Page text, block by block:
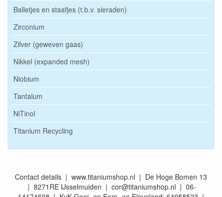
Balletjes en staafjes (t.b.v. sieraden)
Zirconium
Zilver (geweven gaas)
Nikkel (expanded mesh)
Niobium
Tantalum
NiTinol
Titanium Recycling
Contact details | www.titaniumshop.nl | De Hoge Bomen 13
| 8271RE IJsselmuiden | cor@titaniumshop.nl | 06-